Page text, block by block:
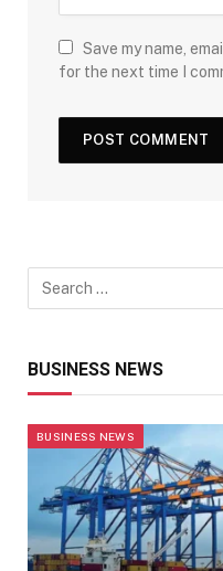
Save my name,
for the next time I
BUSINESS NEWS
BUSINESS NEWS